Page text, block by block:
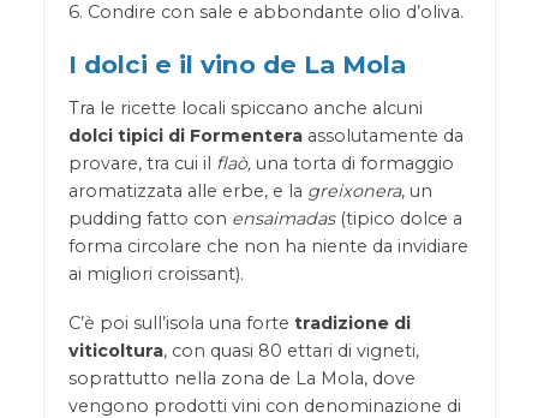
6. Condire con sale e abbondante olio d’oliva.
I dolci e il vino de La Mola
Tra le ricette locali spiccano anche alcuni
dolci tipici di Formenteraassolutamente da
provare, tra cui il flaò, una torta di formaggio
aromatizzata alle erbe, e la greixonera, un
pudding fatto con ensaimadas (tipico dolce a
forma circolare che non ha niente da invidiare
ai migliori croissant).
C’è poi sull’isola una forte tradizione di
viticoltura, con quasi 80 ettari di vigneti,
soprattutto nella zona de La Mola, dove
vengono prodotti vini con denominazione di